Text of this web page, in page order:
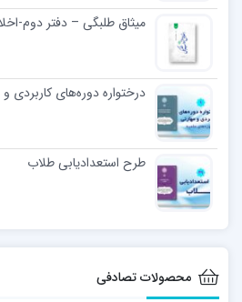
میثاق طلبگی – دفتر دوم-
درختواره دوره‌های کاربردی
طرح استعدادیابی طلاب
محصولات تصادفی